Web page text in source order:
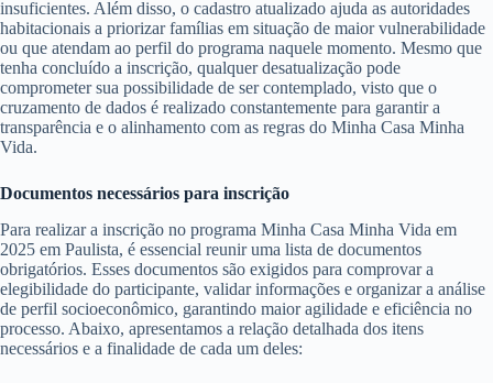
insuficientes. Além disso, o cadastro atualizado ajuda as autoridades
habitacionais a priorizar famílias em situação de maior vulnerabilidade
ou que atendam ao perfil do programa naquele momento. Mesmo que
tenha concluído a inscrição, qualquer desatualização pode
comprometer sua possibilidade de ser contemplado, visto que o
cruzamento de dados é realizado constantemente para garantir a
transparência e o alinhamento com as regras do Minha Casa Minha
Vida.
Documentos necessários para inscrição
Para realizar a inscrição no programa Minha Casa Minha Vida em
2025 em Paulista, é essencial reunir uma lista de documentos
obrigatórios. Esses documentos são exigidos para comprovar a
elegibilidade do participante, validar informações e organizar a análise
de perfil socioeconômico, garantindo maior agilidade e eficiência no
processo. Abaixo, apresentamos a relação detalhada dos itens
necessários e a finalidade de cada um deles: